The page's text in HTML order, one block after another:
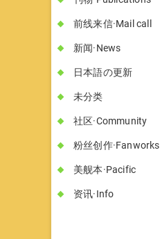
前线来信·Mail call
新闻·News
日本語の更新
未分类
社区·Community
粉丝创作·Fanworks
美舰本·Pacific
资讯·Info